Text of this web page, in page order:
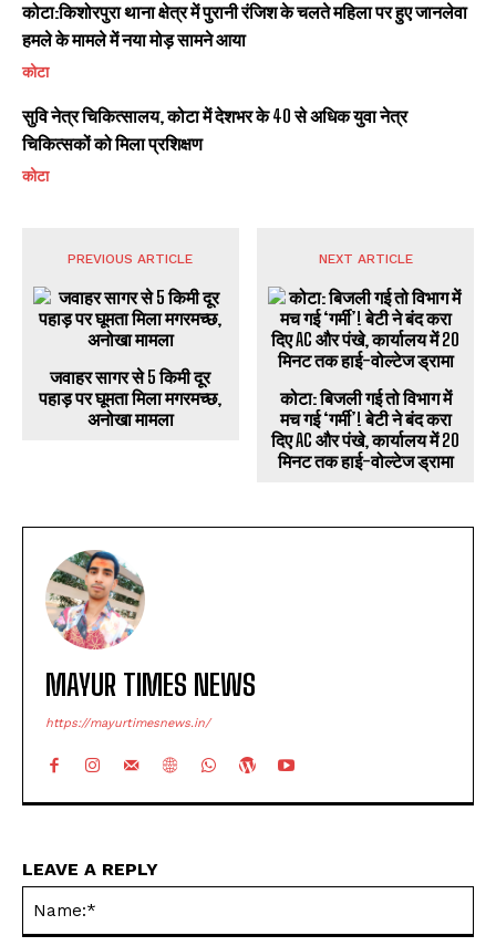
कोटा:किशोरपुरा थाना क्षेत्र में पुरानी रंजिश के चलते महिला पर हुए जानलेवा
हमले के मामले में नया मोड़ सामने आया
कोटा
सुवि नेत्र चिकित्सालय, कोटा में देशभर के 40 से अधिक युवा नेत्र
चिकित्सकों को मिला प्रशिक्षण
कोटा
PREVIOUS ARTICLE
जवाहर सागर से 5 किमी दूर
अनोखा मामला
NEXT ARTICLE
कोटा: बिजली गई तो विभाग में
मच गई ‘गर्मी’! बेटी ने बंद करा
दिए AC और पंखे, कार्यालय में 20
मिनट तक हाई-वोल्टेज ड्रामा
MAYUR TIMES NEWS
LEAVE A REPLY